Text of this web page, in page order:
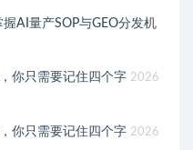
AI量产SOP与GEO分发机
你只需要记住四个字 2026
你只需要记住四个字 2026